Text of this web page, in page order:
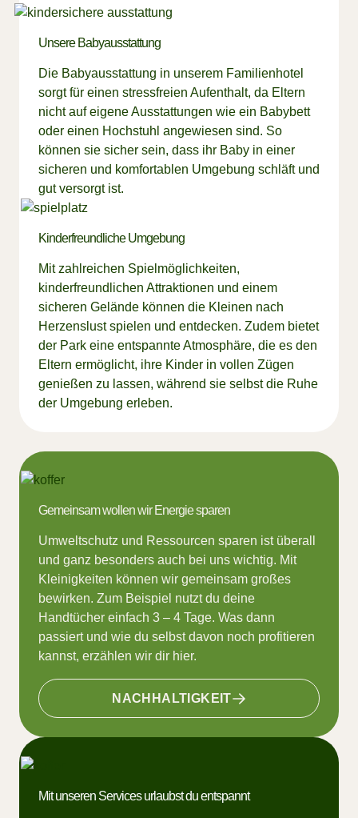
Unsere Babyausstattung
Die Babyausstattung in unserem Familienhotel
sorgt für einen stressfreien Aufenthalt, da Eltern
nicht auf eigene Ausstattungen wie ein Babybett
oder einen Hochstuhl angewiesen sind. So
können sie sicher sein, dass ihr Baby in einer
sicheren und komfortablen Umgebung schläft und
gut versorgt ist.
Kinderfreundliche Umgebung
Mit zahlreichen Spielmöglichkeiten,
kinderfreundlichen Attraktionen und einem
sicheren Gelände können die Kleinen nach
Herzenslust spielen und entdecken. Zudem bietet
der Park eine entspannte Atmosphäre, die es den
Eltern ermöglicht, ihre Kinder in vollen Zügen
genießen zu lassen, während sie selbst die Ruhe
der Umgebung erleben.
Gemeinsam wollen wir Energie sparen
Umweltschutz und Ressourcen sparen ist überall
und ganz besonders auch bei uns wichtig. Mit
Kleinigkeiten können wir gemeinsam großes
bewirken. Zum Beispiel nutzt du deine
Handtücher einfach 3 – 4 Tage. Was dann
passiert und wie du selbst davon noch profitieren
kannst, erzählen wir dir hier.
NACHHALTIGKEIT
Mit unseren Services urlaubst du entspannt